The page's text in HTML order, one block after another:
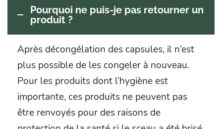
Pourquoi ne puis-je pas retourner un
produit ?
Après décongélation des capsules, il n’est
plus possible de les congeler à nouveau.
Pour les produits dont l’hygiène est
importante, ces produits ne peuvent pas
être renvoyés pour des raisons de